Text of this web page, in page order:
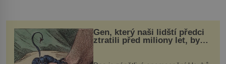
Gen, který naši lidští předci
ztratili před miliony let, by
mohl pomoci s léčbou
„nemoci králů“